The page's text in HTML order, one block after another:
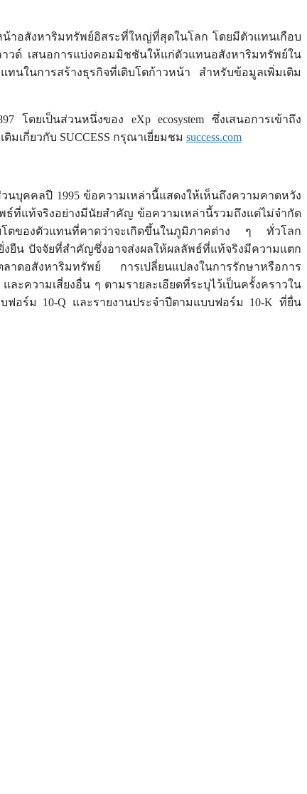
หน้าอสังหาริมทรัพย์อิสระที่ใหญ่ที่สุดในโลก โดยมีตัวแทนเกือบ
าวด์ เสนอการแบ่งคอมมิชชันให้แก่ตัวแทนอสังหาริมทรัพย์ใน
นในการสร้างธุรกิจที่เติบโตก้าวหน้า สำหรับข้อมูลเพิ่มเติม
โดยเป็นส่วนหนึ่งของ eXp ecosystem ซึ่งเสนอการเข้าถึง
เกี่ยวกับ SUCCESS กรุณาเยี่ยมชม success.com
คคลปี 1995 ข้อความเหล่านี้แสดงให้เห็นถึงความคาดหวัง
ธ์ที่แท้จริงอย่างมีนัยสำคัญ ข้อความเหล่านี้รวมถึงแต่ไม่จำกัด
โตของตัวแทนที่คาดว่าจะเกิดขึ้นในภูมิภาคต่าง ๆ ทั่วโลก
งยืน ปัจจัยที่สำคัญซึ่งอาจส่งผลให้ผลลัพธ์ที่แท้จริงมีความแตก
าดอสังหาริมทรัพย์ การเปลี่ยนแปลงในการรักษาหรือการ
ความเสี่ยงอื่น ๆ ตามรายละเอียดที่ระบุไว้เป็นครั้งคราวใน
ฟอร์ม 10-Q และรายงานประจำปีตามแบบฟอร์ม 10-K ที่ยื่น